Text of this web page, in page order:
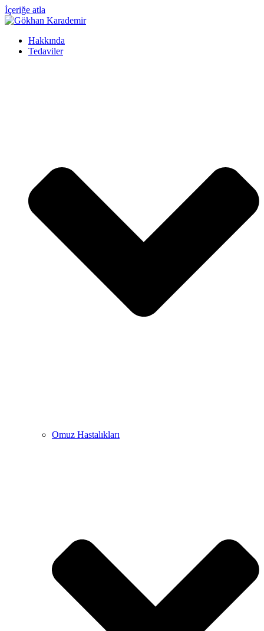
İçeriğe atla
Hakkında
Tedaviler
Omuz Hastalıkları